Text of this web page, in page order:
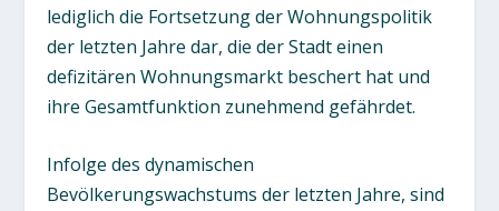
lediglich die Fortsetzung der Wohnungspolitik
der letzten Jahre dar, die der Stadt einen
defizitären Wohnungsmarkt beschert hat und
ihre Gesamtfunktion zunehmend gefährdet.
Infolge des dynamischen
Bevölkerungswachstums der letzten Jahre, sind